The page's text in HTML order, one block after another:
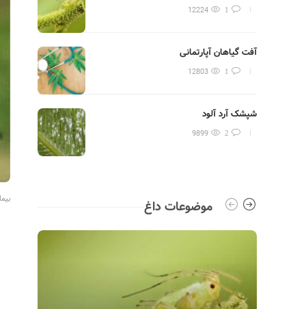
12224
آفت گیاهان آپارتمانی
12803
شپشک آرد آلود
9899
موضوعات داغ